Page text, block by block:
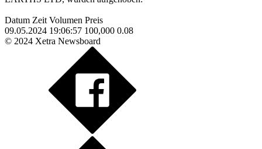
Datum Zeit Volumen Preis
09.05.2024 19:06:57 100,000 0.08
© 2024 Xetra Newsboard